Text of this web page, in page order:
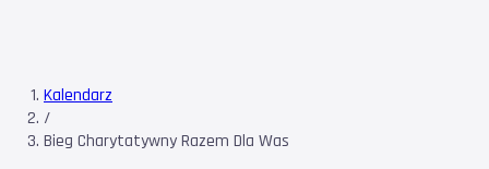
Kalendarz
/
Bieg Charytatywny Razem Dla Was